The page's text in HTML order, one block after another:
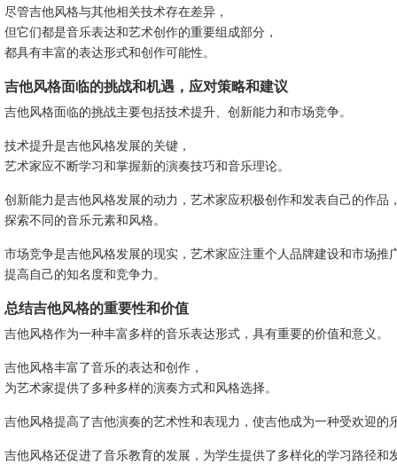
尽管吉他风格与其他相关技术存在差异，
但它们都是音乐表达和艺术创作的重要组成部分，
都具有丰富的表达形式和创作可能性。
吉他风格面临的挑战和机遇，应对策略和建议
吉他风格面临的挑战主要包括技术提升、创新能力和市场竞争。
技术提升是吉他风格发展的关键，
艺术家应不断学习和掌握新的演奏技巧和音乐理论。
创新能力是吉他风格发展的动力，艺术家应积极创作和发表自己的作品
探索不同的音乐元素和风格。
市场竞争是吉他风格发展的现实，艺术家应注重个人品牌建设和市场推
提高自己的知名度和竞争力。
总结吉他风格的重要性和价值
吉他风格作为一种丰富多样的音乐表达形式，具有重要的价值和意义。
吉他风格丰富了音乐的表达和创作，
为艺术家提供了多种多样的演奏方式和风格选择。
吉他风格提高了吉他演奏的艺术性和表现力，使吉他成为一种受欢迎的
吉他风格还促进了音乐教育的发展，为学生提供了多样化的学习路径和